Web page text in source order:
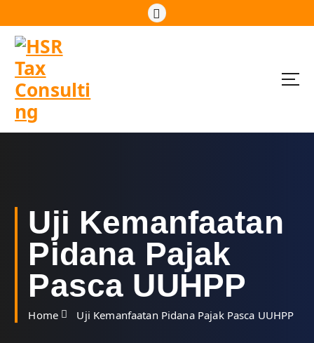
k
n
Uji Kemanfaatan
Pidana Pajak
Pasca UUHPP
Home Uji Kemanfaatan Pidana Pajak Pasca UUHPP